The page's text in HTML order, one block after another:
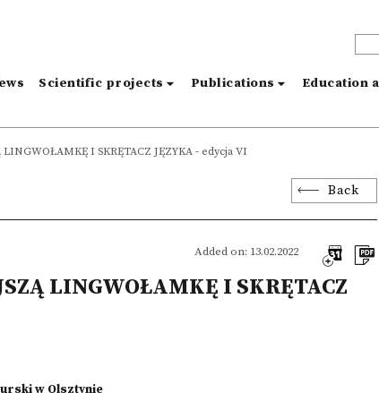
Scientific projects Publications Education
I SKRĘTACZ JĘZYKA - edycja VI
Back
Added on: 13.02.2022
LINGWOŁAMKĘ I SKRĘTACZ
w Olsztynie